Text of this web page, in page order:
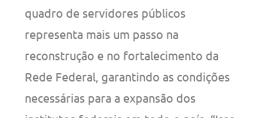
quadro de servidores públicos
representa mais um passo na
reconstrução e no fortalecimento da
Rede Federal, garantindo as condições
necessárias para a expansão dos